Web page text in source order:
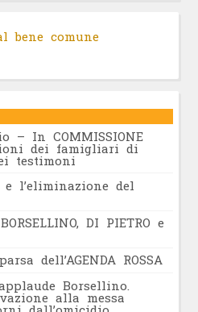
bene comune
– In COMMISSIONE
dei famigliari di
testimoni
e l’eliminazione del
DI PIETRO e
dell’AGENDA ROSSA
Borsellino.
alla messa